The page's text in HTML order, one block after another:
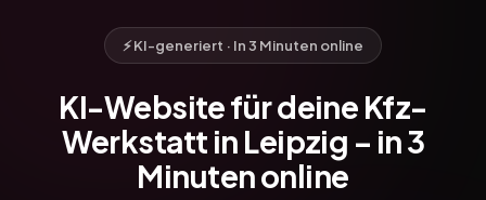
⚡ KI-generiert · In 3 Minuten online
KI-Website für deine Kfz-
Werkstatt in Leipzig – in 3
Minuten online